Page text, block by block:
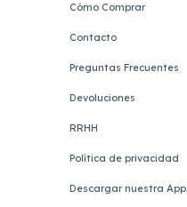
Cómo Comprar
Contacto
Preguntas Frecuentes
Devoluciones
RRHH
Política de privacidad
Descargar nuestra App